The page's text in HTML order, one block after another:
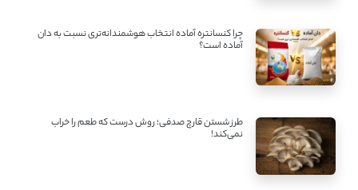
چرا کنسانتره آماده انتخاب هوشمندانه‌تری نسبت به دان
آماده است؟
طرز شستن قارچ صدفی؛ روش درست که طعم را خراب
نمی‌کند!